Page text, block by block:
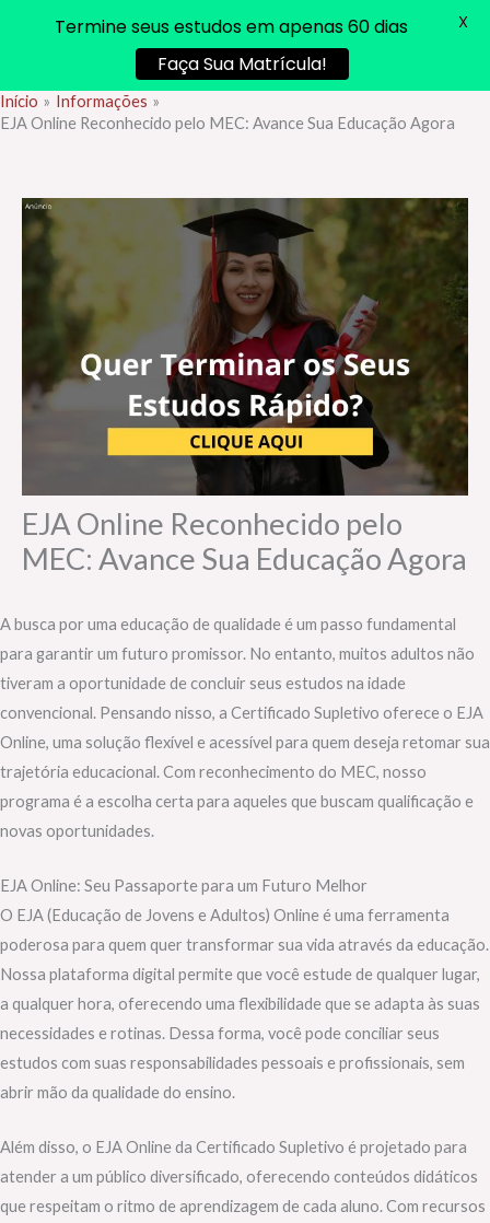
Ir
para
Início
Informações
EJA Online Reconhecido pelo MEC: Avance Sua Educação Agora
EJA Online Reconhecido pelo
MEC: Avance Sua Educação Agora
A busca por uma educação de qualidade é um passo fundamental
para garantir um futuro promissor. No entanto, muitos adultos não
tiveram a oportunidade de concluir seus estudos na idade
convencional. Pensando nisso, a Certificado Supletivo oferece o EJA
Online, uma solução flexível e acessível para quem deseja retomar sua
trajetória educacional. Com reconhecimento do MEC, nosso
programa é a escolha certa para aqueles que buscam qualificação e
novas oportunidades.
EJA Online: Seu Passaporte para um Futuro Melhor
O EJA (Educação de Jovens e Adultos) Online é uma ferramenta
poderosa para quem quer transformar sua vida através da educação.
Nossa plataforma digital permite que você estude de qualquer lugar,
a qualquer hora, oferecendo uma flexibilidade que se adapta às suas
necessidades e rotinas. Dessa forma, você pode conciliar seus
estudos com suas responsabilidades pessoais e profissionais, sem
abrir mão da qualidade do ensino.
Além disso, o EJA Online da Certificado Supletivo é projetado para
atender a um público diversificado, oferecendo conteúdos didáticos
que respeitam o ritmo de aprendizagem de cada aluno. Com recursos
Termine seus estudos em apenas 60 dias
Faça Sua Matrícula!
X